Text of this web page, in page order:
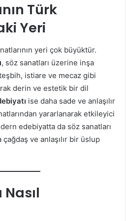
Türk
Yeri
yeri çok büyüktür.
, söz sanatları üzerine inşa
istiare ve mecaz gibi
derin ve estetik bir dil
ise daha sade ve anlaşılır
yararlanarak etkileyici
edebiyatta da söz sanatları
çağdaş ve anlaşılır bir üslup